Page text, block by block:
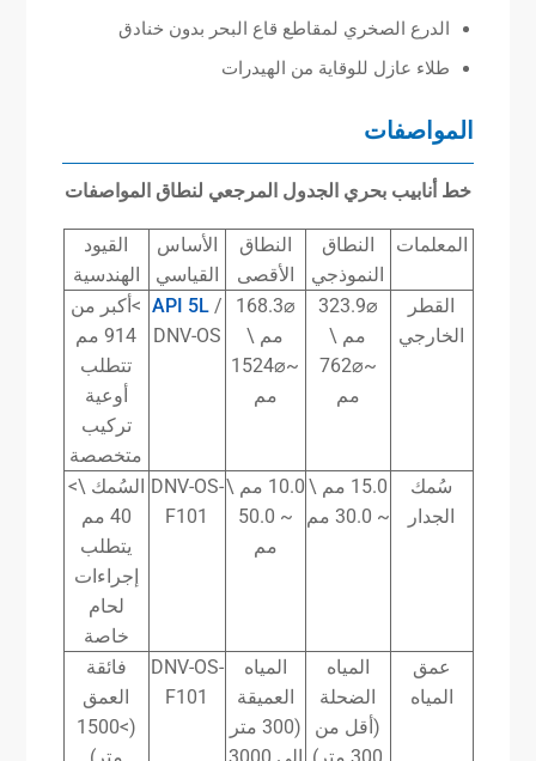
الدرع الصخري لمقاطع قاع البحر بدون خنادق
طلاء عازل للوقاية من الهيدرات
المواصفات
خط أنابيب بحري الجدول المرجعي لنطاق المواصفات
المعلمات
النطاق
النموذجي
النطاق
الأقصى
الأساس
القياسي
القيود
الهندسية
القطر
الخارجي
⌀323.9
مم \
~⌀762
مم
⌀168.3
مم \
~⌀1524
مم
API 5L/
DNV-OS
>أكبر من
914 مم
تتطلب
أوعية
تركيب
متخصصة
سُمك
الجدار
15.0 مم \
~ 30.0 مم
10.0 مم \
~ 50.0
مم
DNV-OS-
F101
السُمك \>
40 مم
يتطلب
إجراءات
لحام
خاصة
عمق
المياه
المياه
الضحلة
(أقل من
300 متر)
المياه
العميقة
(300 متر
إلى 3000
DNV-OS-
F101
فائقة
العمق
(>1500
متر)